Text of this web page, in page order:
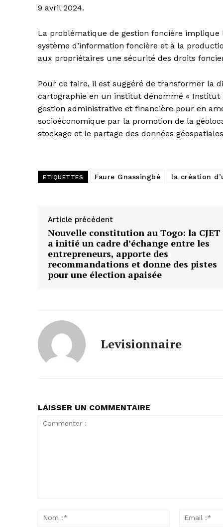
9 avril 2024.
La problématique de gestion foncière
système d’information foncière et à la
aux propriétaires une sécurité des droits
Pour ce faire, il est suggéré de transformer la
cartographie en un institut dénommé « Institut
gestion administrative et financière pour en
socioéconomique par la promotion de la
stockage et le partage des données
ETIQUETTES Faure Gnassingbé la création
Article précédent
Nouvelle constitution au Togo: la CJET
a initié un cadre d’échange entre les
entrepreneurs, apporte des
recommandations et donne des pistes
pour une élection apaisée
Levisionnaire
LAISSER UN COMMENTAIRE